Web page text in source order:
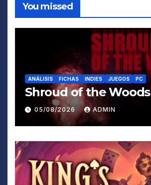
You missed
ANÁLISIS FICHAS INDIES JUEGOS PC
Shroud of the Woods
05/08/2026 ADMIN